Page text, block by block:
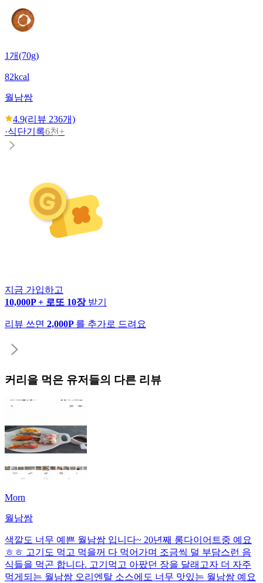
1개(70g)
82kcal
월남쌈
4.9(리뷰 236개)
·식단기록6천+
지금 가입하고
10,000P + 로또 10장 받기
리뷰 쓰면 2,000P 를 추가로 드려요
커리 을 먹은 유저들의 다른 리뷰
Morn
월남쌈
색깔도 너무 예쁜 월남쌈 입니다~ 20년째 롱다이어트중 예요
ㅎㅎ 고기도 먹고 먹을꺼 다 먹어가며 조금씩 덜 부담스런 음
식들을 먹곤 합니다. 고기먹고 아팠던 장을 달래고자 더 자주
먹게되는 월남쌈 오리엔탈 소스에도 너무 맛있는 월남쌈 예요